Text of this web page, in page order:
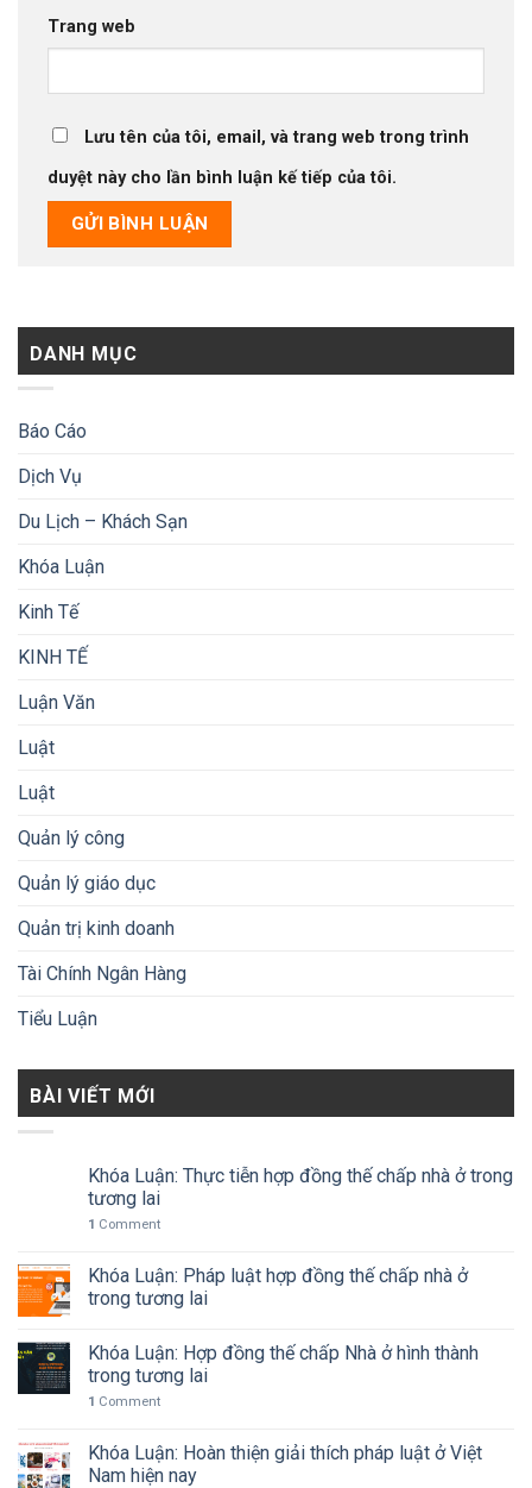
Trang web
Lưu tên của tôi, email, và trang web trong trình
duyệt này cho lần bình luận kế tiếp của tôi.
DANH MỤC
Báo Cáo
Dịch Vụ
Du Lịch – Khách Sạn
Khóa Luận
Kinh Tế
KINH TẾ
Luận Văn
Luật
Luật
Quản lý công
Quản lý giáo dục
Quản trị kinh doanh
Tài Chính Ngân Hàng
Tiểu Luận
BÀI VIẾT MỚI
Khóa Luận: Thực tiễn hợp đồng thế chấp nhà ở trong
tương lai
1 Comment
Khóa Luận: Pháp luật hợp đồng thế chấp nhà ở
trong tương lai
Khóa Luận: Hợp đồng thế chấp Nhà ở hình thành
trong tương lai
1 Comment
Khóa Luận: Hoàn thiện giải thích pháp luật ở Việt
Nam hiện nay